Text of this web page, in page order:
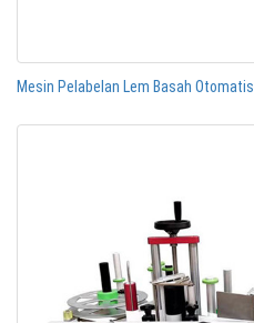
Mesin Pelabelan Lem Basah Otomatis